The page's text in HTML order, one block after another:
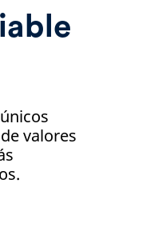
valores